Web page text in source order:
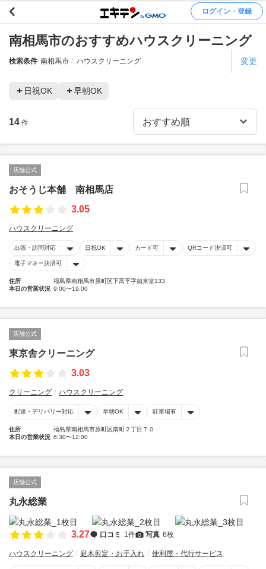
ログイン・登録
南相馬市のおすすめハウスクリーニング
検索条件 南相馬市 ハウスクリーニング 変更
日祝OK 早朝OK
14 件
店舗公式
おそうじ本舗 南相馬店
3.05
ハウスクリーニング
出張・訪問対応 日祝OK カード可 QRコード決済可
電子マネー決済可
住所
福島県南相馬市原町区下高平字如来堂133
本日の営業状況 9:00〜19:00
店舗公式
東京舎クリーニング
3.03
クリーニング ハウスクリーニング
配達・デリバリー対応 早朝OK 駐車場有
住所
福島県南相馬市原町区南町２丁目７０
本日の営業状況 6:30〜12:00
店舗公式
丸永総業
3.27 口コミ 1件 写真 6枚
ハウスクリーニング 庭木剪定・お手入れ 便利屋・代行サービス